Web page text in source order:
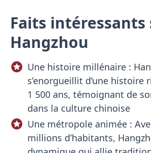
Faits intéressants
Hangzhou
Une histoire millénaire :
s’enorgueillit d’une histoire
1 500 ans, témoignant de
dans la culture chinoise
Une métropole animée :
millions d’habitants,